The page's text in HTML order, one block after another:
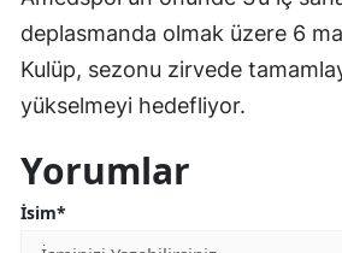
deplasmanda olmak üzere 6
Kulüp, sezonu zirvede
yükselmeyi hedefliyor.
Yorumlar
İsim*